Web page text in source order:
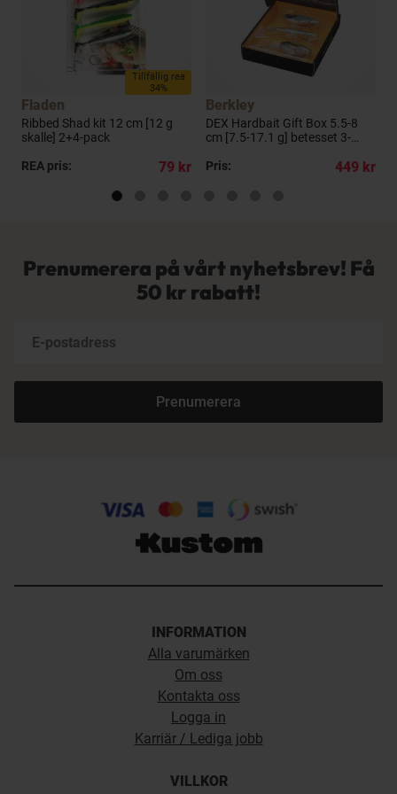
Tillfällig rea
34%
Fladen
Ribbed Shad kit 12 cm [12 g
skalle] 2+4-pack
REA pris:
79 kr
Berkley
DEX Hardbait Gift Box 5.5-8
cm [7.5-17.1 g] betesset 3-
Pris:
449 kr
Prenumerera på vårt nyhetsbrev! Få
50 kr rabatt!
Prenumerera
INFORMATION
Alla varumärken
Om oss
Kontakta oss
Logga in
Karriär / Lediga jobb
VILLKOR